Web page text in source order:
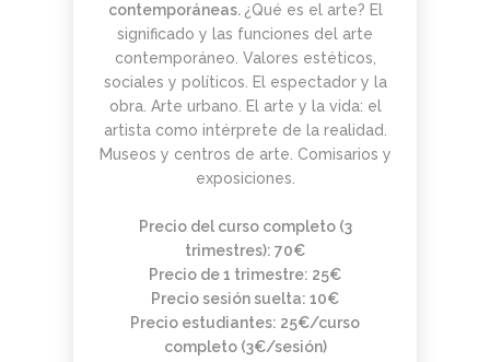
contemporáneas. ¿Qué es el arte? El
significado y las funciones del arte
contemporáneo. Valores estéticos,
sociales y políticos. El espectador y la
obra. Arte urbano. El arte y la vida: el
artista como intérprete de la realidad.
Museos y centros de arte. Comisarios y
exposiciones.
Precio del curso completo (3
trimestres): 70€
Precio de 1 trimestre: 25€
Precio sesión suelta: 10€
Precio estudiantes: 25€/curso
completo (3€/sesión)